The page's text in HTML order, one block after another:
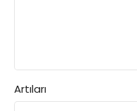
Artıları